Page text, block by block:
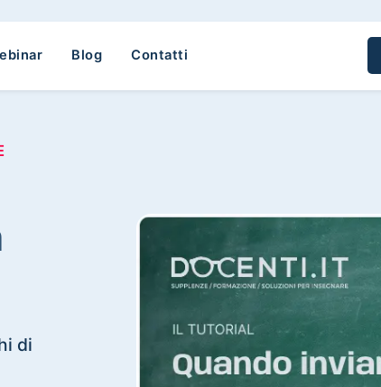
Blog Contatti
di